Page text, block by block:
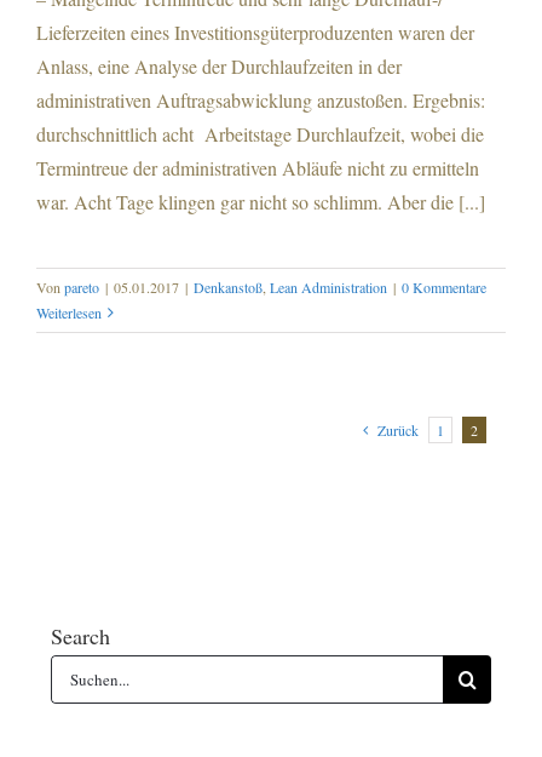
Lieferzeiten eines Investitionsgüterproduzenten waren der
Anlass, eine Analyse der Durchlaufzeiten in der
administrativen Auftragsabwicklung anzustoßen. Ergebnis:
durchschnittlich acht Arbeitstage Durchlaufzeit, wobei die
Termintreue der administrativen Abläufe nicht zu ermitteln
war. Acht Tage klingen gar nicht so schlimm. Aber die [...]
Von pareto | 05.01.2017 | Denkanstoß Lean Administration | 0 Kommentare
Weiterlesen
Zurück 1 2
Search
Suche
nach: